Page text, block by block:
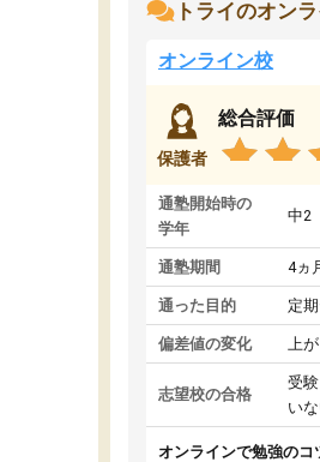
トライのオン
オンライン校
保護者
総合評価
通塾開始時の
学年
中2
通塾期間 4ヵ
通った目的 定
偏差値の変化 上
志望校の合格
受
い
オンラインで勉強のコ